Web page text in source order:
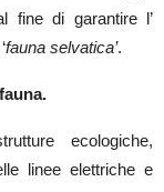
fine di garantire l’
fauna selvatica’.
ecologiche,
linee elettriche e